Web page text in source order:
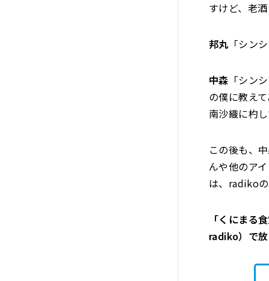
すけど、老
邦丸 「シン
中森 「シン
の僕に教え
南沙織に杓
この後も、
んや他のア
は、radikoの
「くにまる
radiko）で